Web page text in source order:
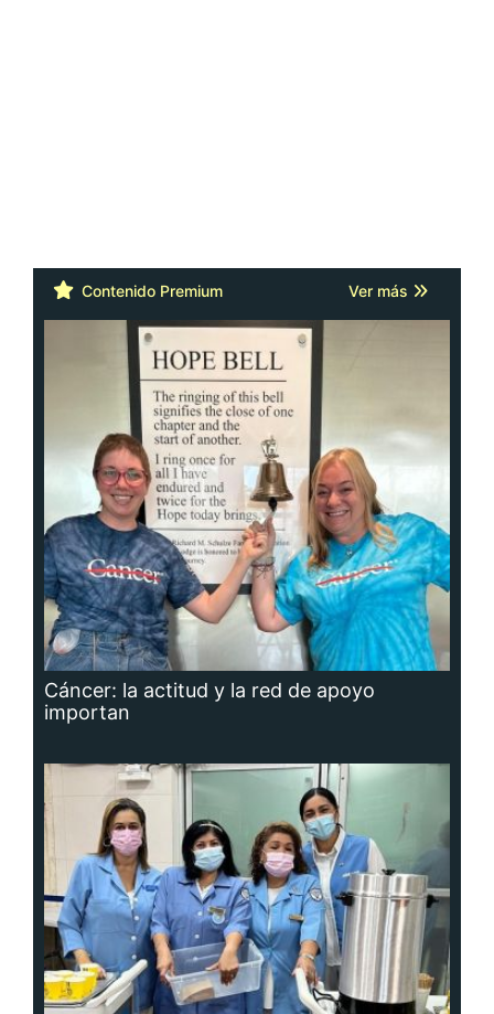
Contenido Premium Ver más
Cáncer: la actitud y la red de apoyo
importan